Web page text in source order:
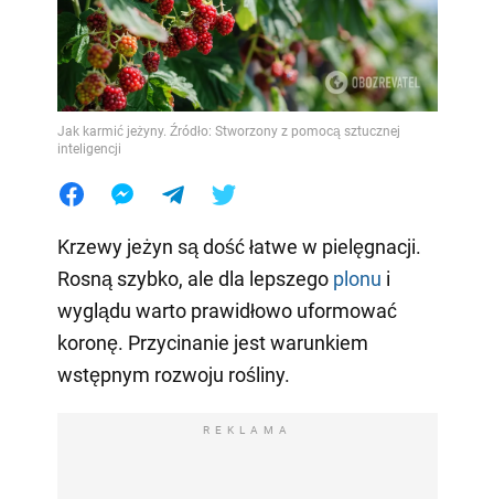
Jak karmić jeżyny. Źródło: Stworzony z pomocą sztucznej
inteligencji
Krzewy jeżyn są dość łatwe w pielęgnacji.
Rosną szybko, ale dla lepszego plonu i
wyglądu warto prawidłowo uformować
koronę. Przycinanie jest warunkiem
wstępnym rozwoju rośliny.
REKLAMA